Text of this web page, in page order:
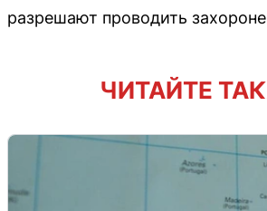
разрешают проводить
ЧИТАЙТЕ